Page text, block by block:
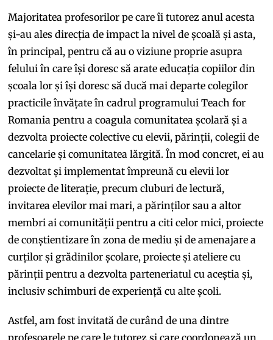
Majoritatea profesorilor pe care îi tutorez anul acesta
și-au ales direcția de impact la nivel de școală și asta,
în principal, pentru că au o viziune proprie asupra
felului în care își doresc să arate educația copiilor din
școala lor și își doresc să ducă mai departe colegilor
practicile învățate în cadrul programului Teach for
Romania pentru a coagula comunitatea școlară și a
dezvolta proiecte colective cu elevii, părinții, colegii de
cancelarie și comunitatea lărgită. În mod concret, ei au
dezvoltat și implementat împreună cu elevii lor
proiecte de literație, precum cluburi de lectură,
invitarea elevilor mai mari, a părinților sau a altor
membri ai comunității pentru a citi celor mici, proiecte
de conștientizare în zona de mediu și de amenajare a
curților și grădinilor școlare, proiecte și ateliere cu
părinții pentru a dezvolta parteneriatul cu aceștia și,
inclusiv schimburi de experiență cu alte școli.
Astfel, am fost invitată de curând de una dintre
profesoarele pe care le tutorez și care coordonează un